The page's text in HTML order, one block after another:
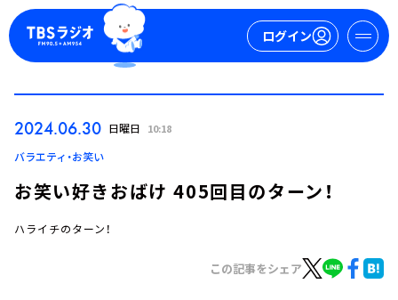
ログイン
ログイン
2024.06.30 日曜日 10:18
バラエティ・お笑い
お笑い好きおばけ 405回目のターン！
ハライチのターン！
この記事をシェア